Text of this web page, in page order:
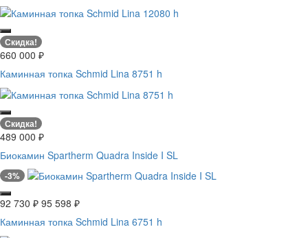
Скидка!
660 000 ₽
Каминная топка Schmid Lina 8751 h
Скидка!
489 000 ₽
Биокамин Spartherm Quadra Inside I SL
-3%
92 730 ₽ 95 598 ₽
Каминная топка Schmid Lina 6751 h